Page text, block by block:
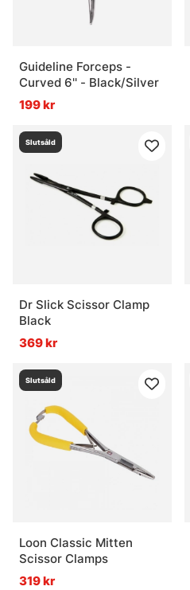
Guideline Forceps -
Curved 6'' - Black/Silver
199 kr
Slutsåld
Dr Slick Scissor Clamp
Black
369 kr
Slutsåld
Loon Classic Mitten
Scissor Clamps
319 kr